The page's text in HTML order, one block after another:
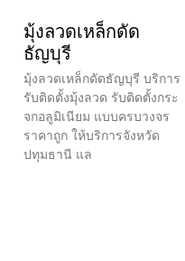
มุ้งลวดเหล็กดัด
ธัญบุรี
มุ้งลวดเหล็กดัดธัญบุรี บริการ
รับติดตั้งมุ้งลวด รับติดตั้งกระ
จกอลูมิเนียม แบบครบวงจร
ราคาถูก ให้บริการจังหวัด
ปทุมธานี แล